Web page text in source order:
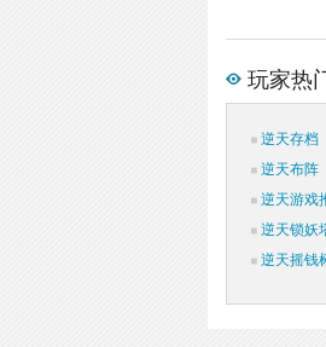
玩家热
逆天存档
逆天布阵
逆天游戏
逆天锁妖
逆天摇钱